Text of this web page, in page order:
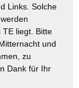
Links. Solche
TE liegt. Bitte
und
zu
Dank für Ihr